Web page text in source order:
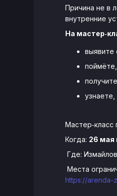
Причина не в
внутренние
На
выявите
Мастер‑класс
Когда: 26 мая
Где:
Места
https://arenda-